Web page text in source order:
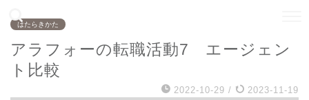
はたらきかた
アラフォーの転職活動7 エージェン
ト比較
2022-10-29 / 2023-11-19